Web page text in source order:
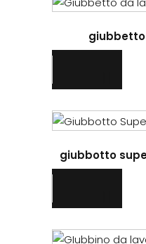
giubbotto